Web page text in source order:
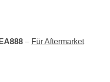
EA888– Für Aftermarket